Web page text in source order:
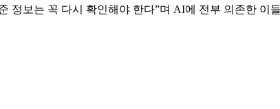
정보는 꼭 다시 확인해야 한다”며 AI에 전부 의존한 이